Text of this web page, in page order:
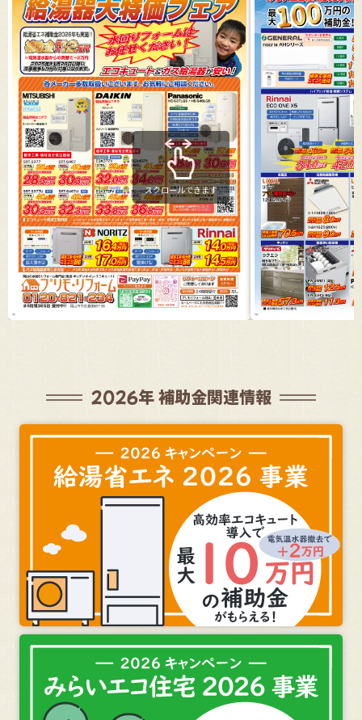
スクロールできます
2026年 補助金関連情報